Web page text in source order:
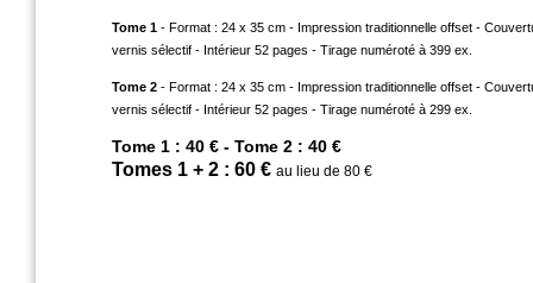
Tome 1 - Format : 24 x 35 cm - Impression traditionnelle offset -
vernis sélectif - Intérieur 52 pages - Tirage numéroté à 399 ex.
Tome 2 - Format : 24 x 35 cm - Impression traditionnelle offset -
vernis sélectif - Intérieur 52 pages - Tirage numéroté à 299 ex.
Tome 1 : 40 € - Tome 2 : 40 €
Tomes 1 + 2 : 60 € au lieu de 80 €